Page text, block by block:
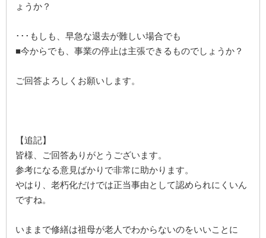
ょうか？
･･･もしも、早急な退去が難しい場合でも
■今からでも、事業の停止は主張できるものでしょうか？
ご回答よろしくお願いします。
【追記】
皆様、ご回答ありがとうございます。
参考になる意見ばかりで非常に助かります。
やはり、老朽化だけでは正当事由として認められにくいん
ですね。
いままで修繕は祖母が老人でわからないのをいいことに